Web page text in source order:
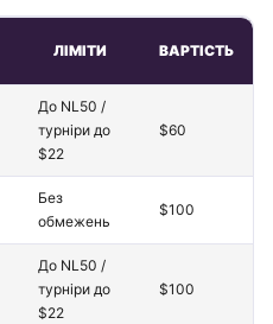
ЛІМІТИ ВАРТІСТЬ
До NL50 /
турніри до
$22
$60
Без
обмежень
$100
До NL50 /
турніри до
$22
$100